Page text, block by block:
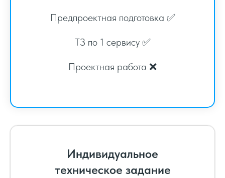
Предпроектная подготовка ✅
ТЗ по 1 сервису ✅
Проектная работа ❌
Индивидуальное
техническое задание